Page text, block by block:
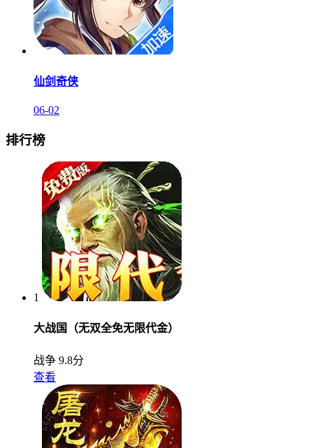
仙剑奇侠
06-02
排行榜
1
大战国（无双全免无限代金）
战争 9.8分
查看